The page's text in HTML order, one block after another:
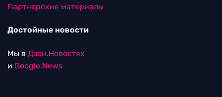
Партнерские материалы
Достойные новости
Мы в Дзен.Новостях
и Google.News